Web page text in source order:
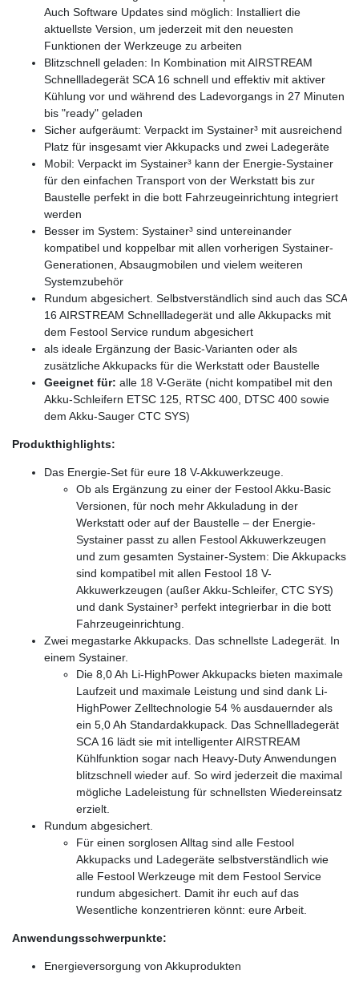
Auch Software Updates sind möglich: Installiert die
aktuellste Version, um jederzeit mit den neuesten
Funktionen der Werkzeuge zu arbeiten
Blitzschnell geladen: In Kombination mit AIRSTREAM
Schnellladegerät SCA 16 schnell und effektiv mit aktiver
Kühlung vor und während des Ladevorgangs in 27 Minuten
bis "ready" geladen
Sicher aufgeräumt: Verpackt im Systainer³ mit ausreichend
Platz für insgesamt vier Akkupacks und zwei Ladegeräte
Mobil: Verpackt im Systainer³ kann der Energie-Systainer
für den einfachen Transport von der Werkstatt bis zur
Baustelle perfekt in die bott Fahrzeugeinrichtung integriert
werden
Besser im System: Systainer³ sind untereinander
kompatibel und koppelbar mit allen vorherigen Systainer-
Generationen, Absaugmobilen und vielem weiteren
Systemzubehör
Rundum abgesichert. Selbstverständlich sind auch das SCA
16 AIRSTREAM Schnellladegerät und alle Akkupacks mit
dem Festool Service rundum abgesichert
als ideale Ergänzung der Basic-Varianten oder als
zusätzliche Akkupacks für die Werkstatt oder Baustelle
Geeignet für: alle 18 V-Geräte (nicht kompatibel mit den
Akku-Schleifern ETSC 125, RTSC 400, DTSC 400 sowie
dem Akku-Sauger CTC SYS)
Produkthighlights:
Das Energie-Set für eure 18 V-Akkuwerkzeuge.
Ob als Ergänzung zu einer der Festool Akku-Basic
Versionen, für noch mehr Akkuladung in der
Werkstatt oder auf der Baustelle – der Energie-
Systainer passt zu allen Festool Akkuwerkzeugen
und zum gesamten Systainer-System: Die Akkupacks
sind kompatibel mit allen Festool 18 V-
Akkuwerkzeugen (außer Akku-Schleifer, CTC SYS)
und dank Systainer³ perfekt integrierbar in die bott
Fahrzeugeinrichtung.
Zwei megastarke Akkupacks. Das schnellste Ladegerät. In
einem Systainer.
Die 8,0 Ah Li-HighPower Akkupacks bieten maximale
Laufzeit und maximale Leistung und sind dank Li-
HighPower Zelltechnologie 54 % ausdauernder als
ein 5,0 Ah Standardakkupack. Das Schnellladegerät
SCA 16 lädt sie mit intelligenter AIRSTREAM
Kühlfunktion sogar nach Heavy-Duty Anwendungen
blitzschnell wieder auf. So wird jederzeit die maximal
mögliche Ladeleistung für schnellsten Wiedereinsatz
erzielt.
Rundum abgesichert.
Für einen sorglosen Alltag sind alle Festool
Akkupacks und Ladegeräte selbstverständlich wie
alle Festool Werkzeuge mit dem Festool Service
rundum abgesichert. Damit ihr euch auf das
Wesentliche konzentrieren könnt: eure Arbeit.
Anwendungsschwerpunkte:
Energieversorgung von Akkuprodukten